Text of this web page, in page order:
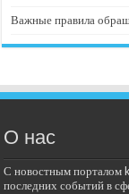
Важные правила
О нас
С новостным порталом
последних событий в